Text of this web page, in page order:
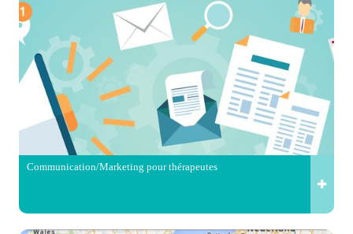
Communication/Marketing pour thérapeutes